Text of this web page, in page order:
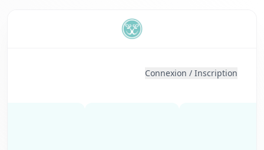
Connexion / Inscription